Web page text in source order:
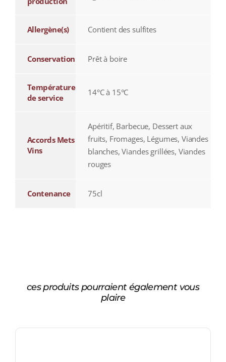
Allergène(s) Contient des sulfites
Conservation Prêt à boire
Température
de service
14°C à 15°C
Accords Mets
Vins
Apéritif, Barbecue, Dessert aux
fruits, Fromages, Légumes, Viandes
blanches, Viandes grillées, Viandes
rouges
Contenance 75cl
ces produits pourraient également vous
plaire